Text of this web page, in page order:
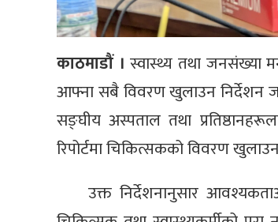
काठमाडौं ।स्वास्थ्य तथा जनसंख्या
आफ्ना सबै विवरण खुलाउन निर्देशन
सङ्घीय अस्पताल तथा
रिपोर्टमा चिकित्सकको विवरण
उक्त निर्देशनानुसार